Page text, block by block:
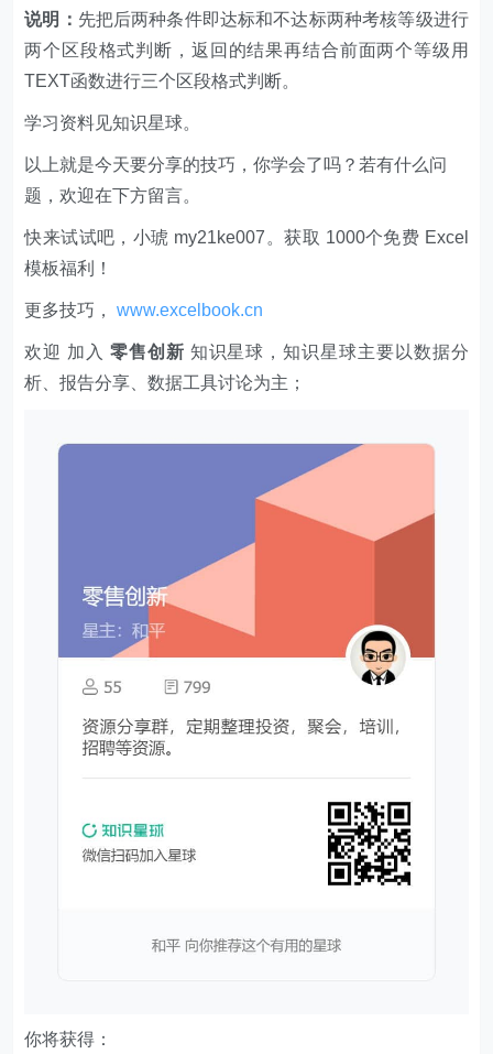
说明： 先把后两种条件即达标和不达标两种考核等级进行
两个区段格式判断，返回的结果再结合前面两个等级用
TEXT函数进行三个区段格式判断。
学习资料见知识星球。
以上就是今天要分享的技巧，你学会了吗？若有什么问
题，欢迎在下方留言。
快来试试吧，小琥 my21ke007。获取 1000个免费 Excel
模板福利​​​​！
更多技巧，www.excelbook.cn
欢迎 加入 零售创新 知识星球，知识星球主要以数据分
析、报告分享、数据工具讨论为主；
你将获得：